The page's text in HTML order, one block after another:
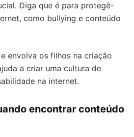
Diga que é para protegê-
como bullying e conteúdo
envolva os filhos na criação
a criar uma cultura de
na internet.
encontrar conteúdo